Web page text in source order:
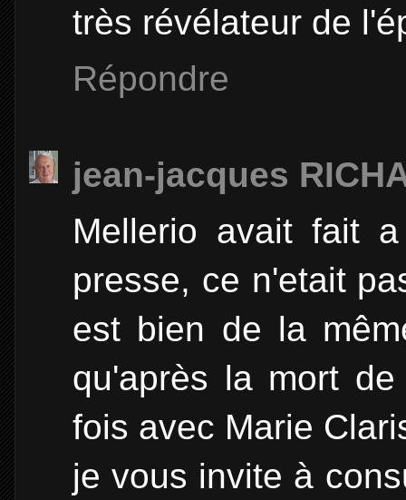
très révélateur de
Répondre
jean-jacques
Mellerio avait fait
presse, ce n'etait
est bien de la
qu'après la mort
fois avec Marie
je vous invite à